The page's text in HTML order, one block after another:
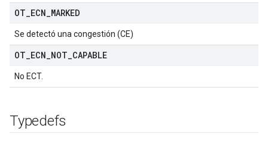
OT ECN MARKED
Se detectó una congestión (CE)
OT ECN NOT CAPABLE
No ECT.
Typedefs